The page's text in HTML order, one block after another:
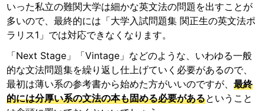
いった私立の難関大学は細かな英文法の問題を出すことが
多いので、最終的には「大学入試問題集 関正生の英文法ポ
ラリス1」では対応できなくなります。
「Next Stage」「Vintage」などのような、いわゆる一般
的な文法問題集を繰り返し仕上げていく必要があるので、
最初は薄い系の参考書から始めた方がいいのですが、最終
的には分厚い系の文法の本も固める必要があるということ